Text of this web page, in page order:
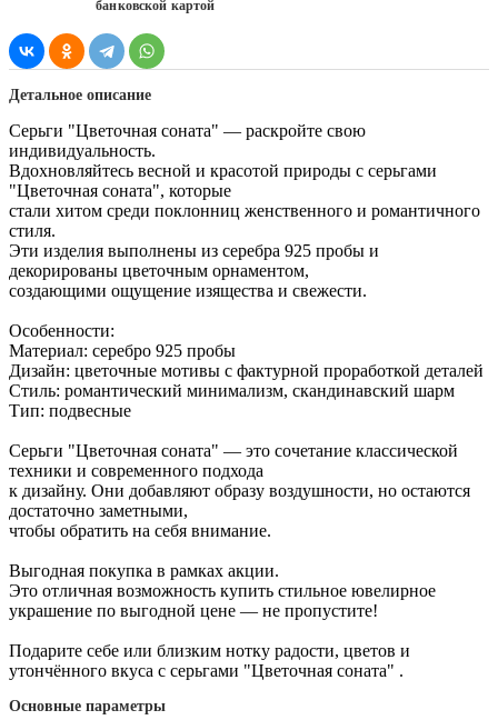
банковской картой
Детальное описание
Серьги "Цветочная соната" — раскройте свою
индивидуальность.
Вдохновляйтесь весной и красотой природы с серьгами
"Цветочная соната", которые
стали хитом среди поклонниц женственного и романтичного
стиля.
Эти изделия выполнены из серебра 925 пробы и
декорированы цветочным орнаментом,
создающими ощущение изящества и свежести.
Особенности:
Материал: серебро 925 пробы
Дизайн: цветочные мотивы с фактурной проработкой деталей
Стиль: романтический минимализм, скандинавский шарм
Тип: подвесные
Серьги "Цветочная соната" — это сочетание классической
техники и современного подхода
к дизайну. Они добавляют образу воздушности, но остаются
достаточно заметными,
чтобы обратить на себя внимание.
Выгодная покупка в рамках акции.
Это отличная возможность купить стильное ювелирное
украшение по выгодной цене — не пропустите!
Подарите себе или близким нотку радости, цветов и
утончённого вкуса с серьгами "Цветочная соната" .
Основные параметры